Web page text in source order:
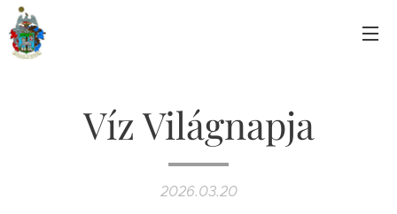
Víz Világnapja
2026.03.20